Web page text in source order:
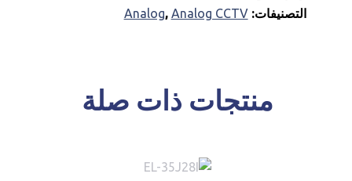
التصنيفات:
Analog,Analog CCTV
منتجات ذات صلة